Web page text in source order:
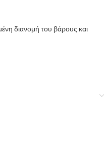
διανομή του βάρους και